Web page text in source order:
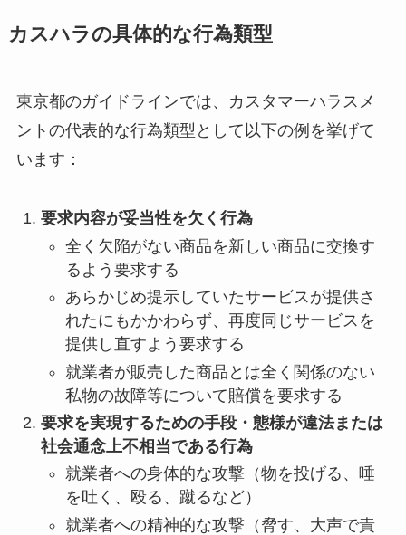
カスハラの具体的な行為類型
東京都のガイドラインでは、カスタマーハラスメ
ントの代表的な行為類型として以下の例を挙げて
います：
要求内容が妥当性を欠く行為
全く欠陥がない商品を新しい商品に交換す
るよう要求する
あらかじめ提示していたサービスが提供さ
れたにもかかわらず、再度同じサービスを
提供し直すよう要求する
就業者が販売した商品とは全く関係のない
私物の故障等について賠償を要求する
要求を実現するための手段・態様が違法または
社会通念上不相当である行為
就業者への身体的な攻撃（物を投げる、唾
を吐く、殴る、蹴るなど）
就業者への精神的な攻撃（脅す、大声で責